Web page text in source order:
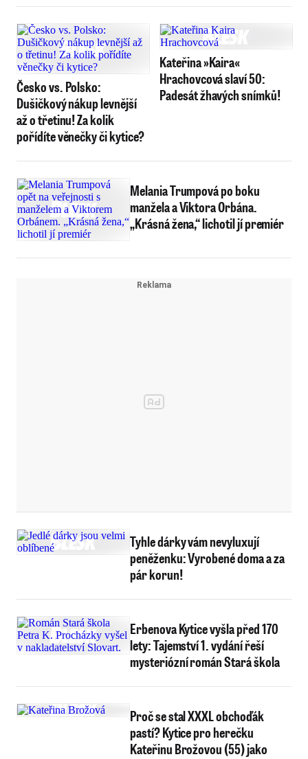
Česko vs. Polsko:
Dušičkový nákup levnější
až o třetinu! Za kolik
pořídíte věnečky či kytice?
Kateřina »Kaira«
Hrachovcová slaví 50:
Padesát žhavých snímků!
Melania Trumpová po boku
manžela a Viktora Orbána.
„Krásná žena,“ lichotil jí premiér
Tyhle dárky vám nevyluxují
peněženku: Vyrobené doma a za
pár korun!
Erbenova Kytice vyšla před 170
lety: Tajemství 1. vydání řeší
mysteriózní román Stará škola
Proč se stal XXXL obchoďák
pastí? Kytice pro herečku
Kateřinu Brožovou (55) jako